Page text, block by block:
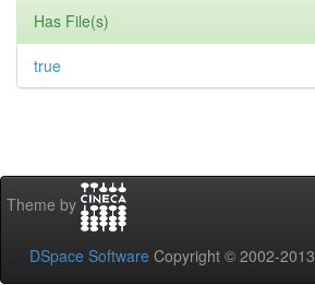
Has File(s)
true
Theme by
DSpace Software Copyright © 2002-2013